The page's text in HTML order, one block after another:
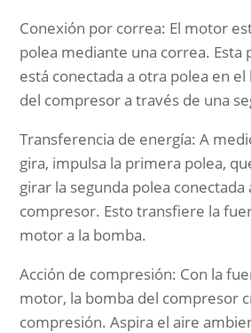
Conexión por correa: El motor
polea mediante una correa. Esta
está conectada a otra polea en
del compresor a través de una
Transferencia de energía: A
gira, impulsa la primera polea,
girar la segunda polea conectada
compresor. Esto transfiere la
motor a la bomba.
Acción de compresión: Con la
motor, la bomba del compresor
compresión. Aspira el aire